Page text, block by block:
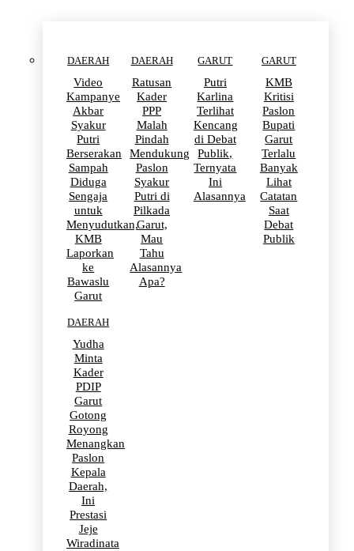
DAERAH
Video
Kampanye
Akbar
Syakur
Putri
Berserakan
Sampah
Diduga
Sengaja
untuk
Menyudutkan,
KMB
Laporkan
ke
Bawaslu
Garut
DAERAH
Ratusan
Kader
PPP
Malah
Pindah
Mendukung
Paslon
Syakur
Putri di
Pilkada
Garut,
Mau
Tahu
Alasannya
Apa?
GARUT
Putri
Karlina
Terlihat
Kencang
di Debat
Publik,
Ternyata
Ini
Alasannya
GARUT
KMB
Kritisi
Paslon
Bupati
Garut
Terlalu
Banyak
Lihat
Catatan
Saat
Debat
Publik
DAERAH
Yudha
Minta
Kader
PDIP
Garut
Gotong
Royong
Menangkan
Paslon
Kepala
Daerah,
Ini
Prestasi
Jeje
Wiradinata